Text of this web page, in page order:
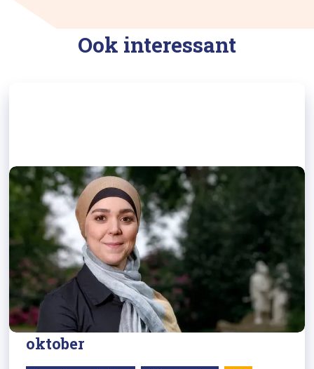
Ook interessant
22/09/2022
Esmah Lahlah houdt Ab
Harrewijnrede op LCR-congres 13
oktober